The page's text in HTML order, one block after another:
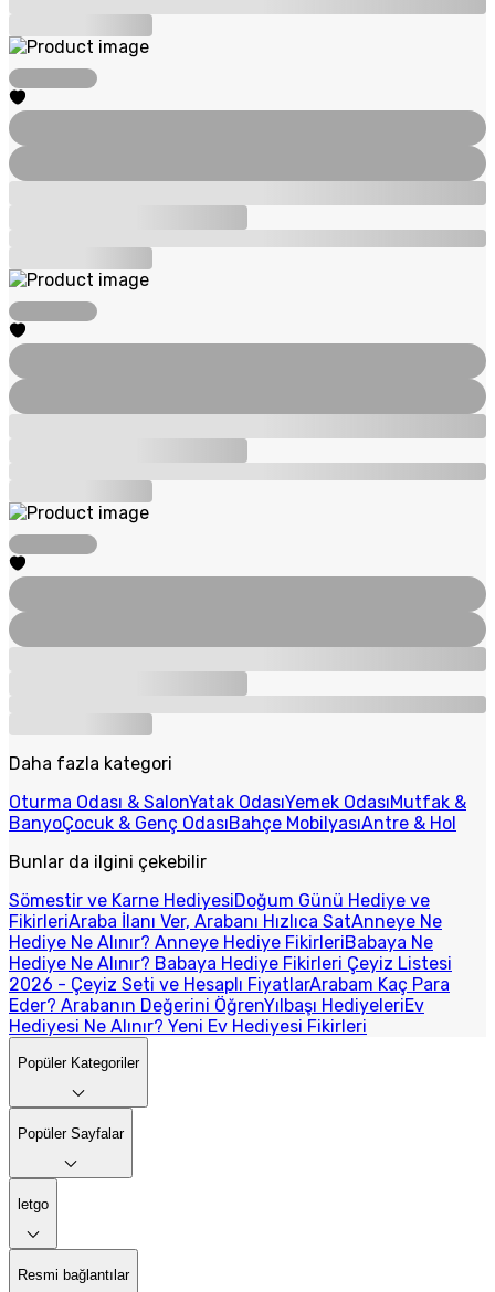
Daha fazla kategori
Oturma Odası & SalonYatak OdasıYemek OdasıMutfak &
BanyoÇocuk & Genç OdasıBahçe MobilyasıAntre & Hol
Bunlar da ilgini çekebilir
Sömestir ve Karne HediyesiDoğum Günü Hediye ve
FikirleriAraba İlanı Ver, Arabanı Hızlıca SatAnneye Ne
Hediye Ne Alınır? Anneye Hediye FikirleriBabaya Ne
Hediye Ne Alınır? Babaya Hediye Fikirleri Çeyiz Listesi
2026 - Çeyiz Seti ve Hesaplı FiyatlarArabam Kaç Para
Eder? Arabanın Değerini ÖğrenYılbaşı HediyeleriEv
Hediyesi Ne Alınır? Yeni Ev Hediyesi Fikirleri
Popüler Kategoriler
Popüler Sayfalar
letgo
Resmi bağlantılar